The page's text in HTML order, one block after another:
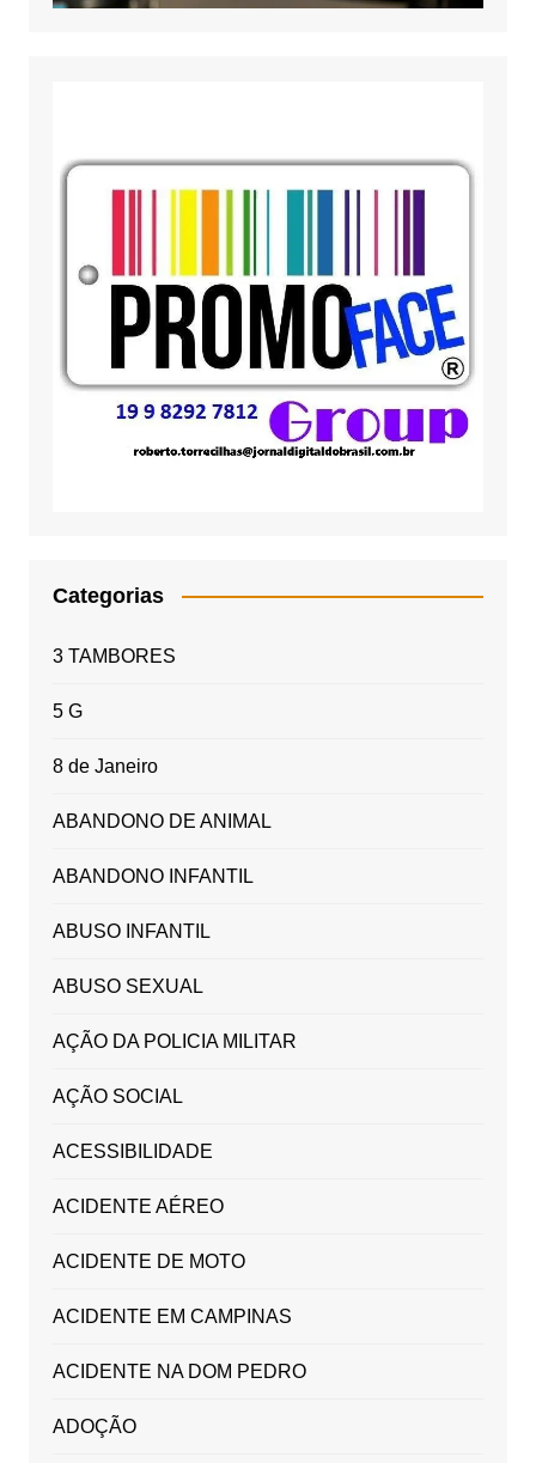
Categorias
3 TAMBORES
5 G
8 de Janeiro
ABANDONO DE ANIMAL
ABANDONO INFANTIL
ABUSO INFANTIL
ABUSO SEXUAL
AÇÃO DA POLICIA MILITAR
AÇÃO SOCIAL
ACESSIBILIDADE
ACIDENTE AÉREO
ACIDENTE DE MOTO
ACIDENTE EM CAMPINAS
ACIDENTE NA DOM PEDRO
ADOÇÃO